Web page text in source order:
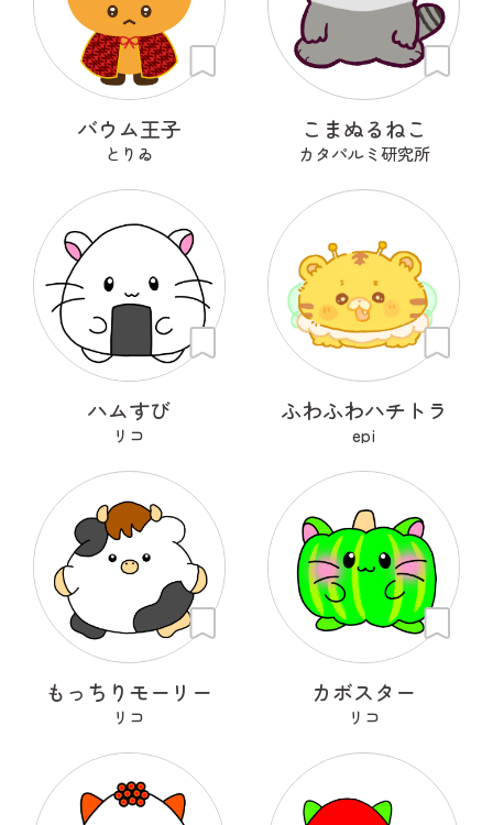
バウム王子
とりゐ
こまぬるねこ
カタパルミ研究所
ハムすび
リコ
ふわふわハチトラ
epi
もっちりモーリー
リコ
カボスター
リコ